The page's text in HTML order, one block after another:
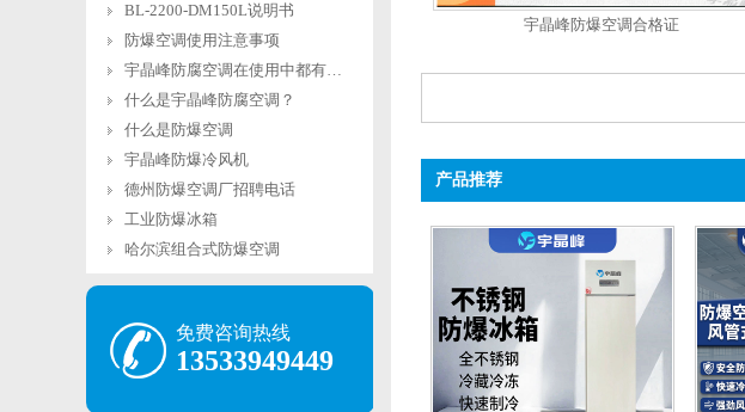
BL-2200-DM150L说明书
防爆空调使用注意事项
宇晶峰防腐空调在使用中都有哪些注意事项
什么是宇晶峰防腐空调？
什么是防爆空调
宇晶峰防爆冷风机
德州防爆空调厂招聘电话
工业防爆冰箱
哈尔滨组合式防爆空调
免费咨询热线
13533949449
宇晶峰防爆空调合格证
产品推荐